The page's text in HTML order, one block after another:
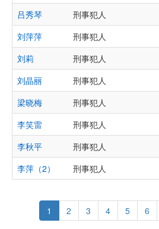
吕秀琴
刑事犯人
刘萍萍
刑事犯人
刘莉
刑事犯人
刘晶丽
刑事犯人
梁晓梅
刑事犯人
李笑雷
刑事犯人
李秋平
刑事犯人
李萍（2）
刑事犯人
Pagination
Current
page
1 Page
2 Page
3 Page
4 Page
5 Page
6